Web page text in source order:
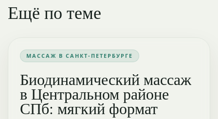
Ещё по теме
МАССАЖ В САНКТ-ПЕТЕРБУРГЕ
Биодинамический массаж
в Центральном районе
СПб: мягкий формат